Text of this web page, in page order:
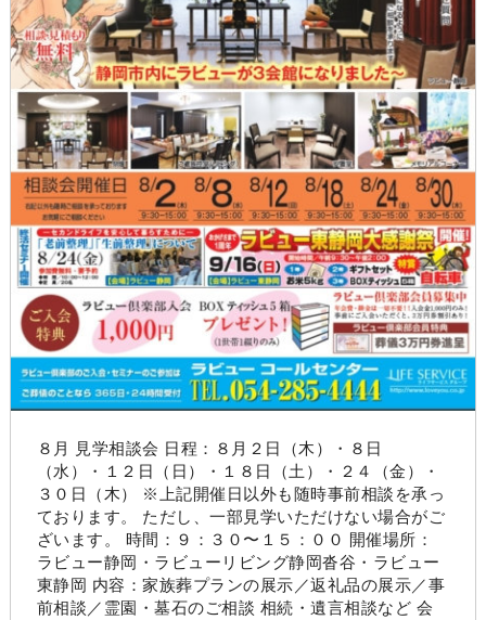
８月 見学相談会 日程：８月２日（木）・８日
（水）・１２日（日）・１８日（土）・２４（金）・
３０日（木） ※上記開催日以外も随時事前相談を承っ
ております。 ただし、一部見学いただけない場合がご
ざいます。 時間：９：３０〜１５：００ 開催場所：
ラビュー静岡・ラビューリビング静岡沓谷・ラビュー
東静岡 内容：家族葬プランの展示／返礼品の展示／事
前相談／霊園・墓石のご相談 相続・遺言相談など 会